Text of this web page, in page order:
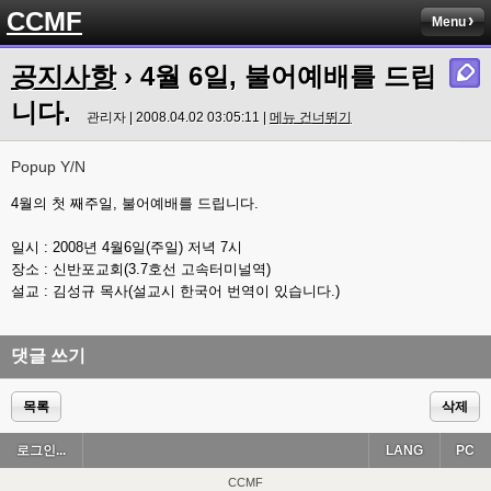
CCMF Menu
공지사항› 4월 6일, 불어예배를 드립
니다.
관리자 | 2008.04.02 03:05:11 | 메뉴 건너뛰기
Popup Y/N
4월의 첫 째주일, 불어예배를 드립니다.
일시 : 2008년 4월6일(주일) 저녁 7시
장소 : 신반포교회(3.7호선 고속터미널역)
설교 : 김성규 목사(설교시 한국어 번역이 있습니다.)
댓글 쓰기
목록 삭제
로그인... PC
LANG
CCMF